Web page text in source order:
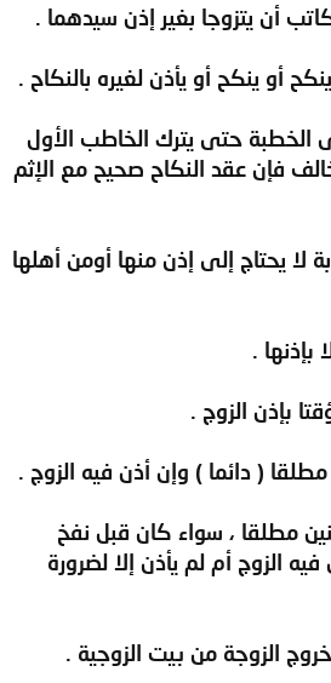
الخطبة حتى يترك الخاطب الأول
فإن عقد النكاح صحيح مع الإثم
لا يحتاج إلى إذن منها أومن أهلها
مطلقا ، سواء كان قبل نفخ
الزوج أم لم يأذن إلا لضرورة